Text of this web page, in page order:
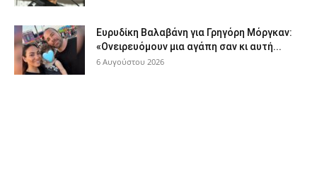
Ευρυδίκη Βαλαβάνη για Γρηγόρη Μόργκαν:
«Ονειρευόμουν μια αγάπη σαν κι αυτή...
6 Αυγούστου 2026